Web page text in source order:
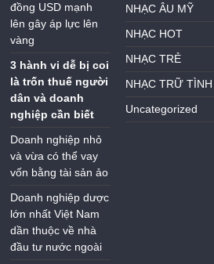
đồng USD mạnh
lên gây áp lực lên
vàng
3 hành vi dễ bị coi
là trốn thuế người
dân và doanh
nghiệp cần biết
Doanh nghiệp nhỏ
và vừa có thể vay
vốn bằng tài sản ảo
Doanh nghiệp dược
lớn nhất Việt Nam
dần thuộc về nhà
đầu tư nước ngoài
NHẠC ÂU MỸ
NHẠC HOT
NHẠC TRẺ
NHẠC TRỮ TÌNH
Uncategorized